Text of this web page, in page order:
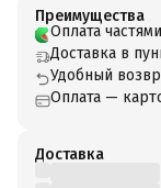
Преимущества
Оплата
Доставка в
Удобный
Оплата —
Доставка